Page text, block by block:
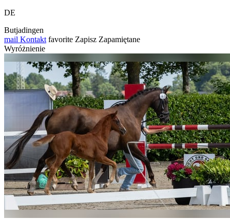
DE
Butjadingen
mail Kontakt favorite Zapisz Zapamiętane
Wyróżnienie